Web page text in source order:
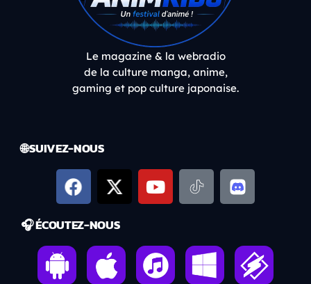
Le magazine & la webradio
de la culture manga, anime,
gaming et pop culture japonaise.
🌐 SUIVEZ-NOUS
🎧 ÉCOUTEZ-NOUS